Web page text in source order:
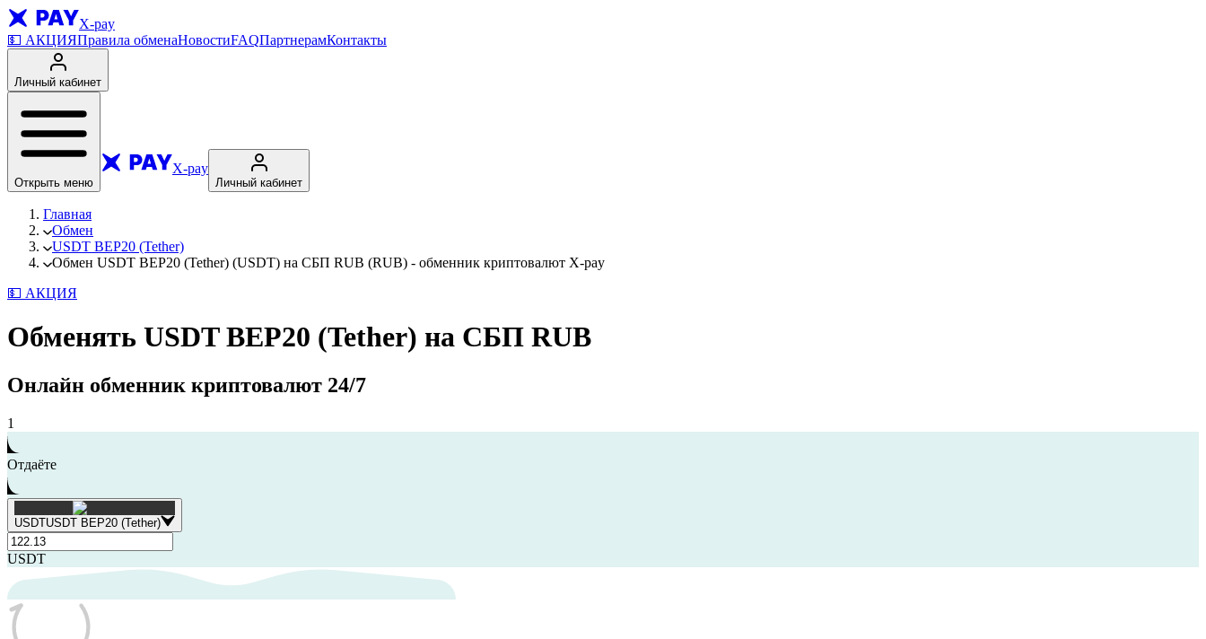
X-pay
💵 АКЦИЯПравила обменаНовостиFAQПартнерамКонтакты
Личный кабинет
Открыть меню
X-pay
Личный кабинет
Главная
Обмен
USDT BEP20 (Tether)
Обмен USDT BEP20 (Tether) (USDT) на СБП RUB (RUB) - обменник криптовалют X-pay
💵 АКЦИЯ
Обменять USDT BEP20 (Tether) на СБП RUB
Онлайн обменник криптовалют 24/7
1
Отдаёте
USDTUSDT BEP20 (Tether)
USDT